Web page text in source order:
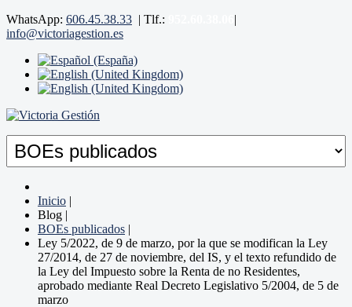
WhatsApp: 606.45.38.33 | Tlf.:
|
info@victoriagestion.es
Inicio |
Blog |
BOEs publicados |
Ley 5/2022, de 9 de marzo, por la que se modifican la Ley
27/2014, de 27 de noviembre, del IS, y el texto refundido de
la Ley del Impuesto sobre la Renta de no Residentes,
aprobado mediante Real Decreto Legislativo 5/2004, de 5 de
marzo